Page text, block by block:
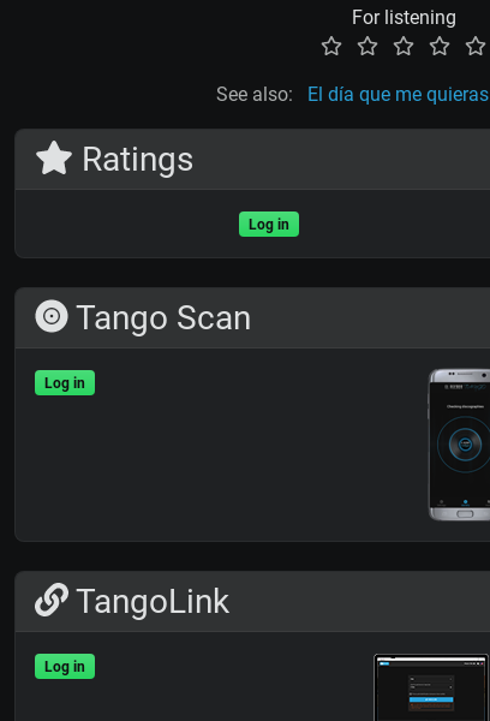
For listening
See also: El día que me quieras
Ratings
Log in
Tango Scan
Log in
TangoLink
Log in